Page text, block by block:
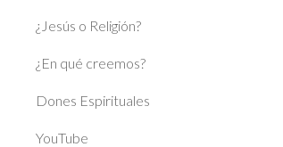
¿Jesús o Religión?
¿En qué creemos?
Dones Espirituales
YouTube